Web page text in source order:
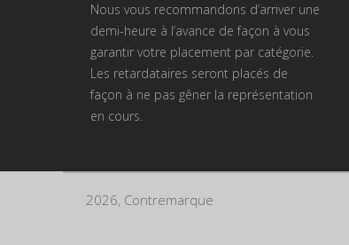
Nous vous recommandons d’arriver une
demi-heure à l’avance de façon à vous
garantir votre placement par catégorie.
Les retardataires seront placés de
façon à ne pas gêner la représentation
en cours.
2026, Contremarque